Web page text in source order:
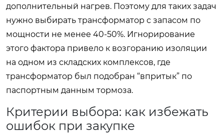
дополнительный нагрев. Поэтому для таких задач
нужно выбирать трансформатор с запасом по
мощности не менее 40-50%. Игнорирование
этого фактора привело к возгоранию изоляции
на одном из складских комплексов, где
трансформатор был подобран “впритык” по
паспортным данным тормоза.
Критерии выбора: как избежать
ошибок при закупке